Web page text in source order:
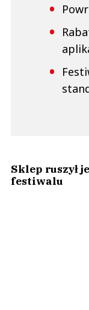
Sklep ruszył
festiwalu